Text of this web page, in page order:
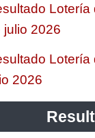
Lotería
julio 2026
Lotería
2026